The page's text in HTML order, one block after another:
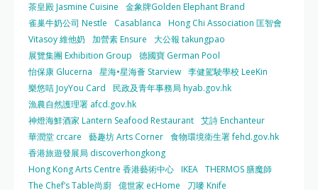
茶皇殿 Jasmine Cuisine
金象牌Golden Elephant Brand
雀巢牛奶公司 Nestle
Casablanca
Hong Chi Association 匡智會
Vitasoy 維他奶
加營素 Ensure
大公報 takungpao
展覽集團 Exhibition Group
德國寶 German Pool
怡保康 Glucerna
星海•星海薈 Starview 李健駕駛學校 LeeKin
樂悠咭 JoyYou Card
民政及青年事務局 hyab.gov.hk
漁農自然護理署 afcd.gov.hk
神燈海鮮酒家 Lantern Seafood Restaurant 艾詩 Enchanteur
華潤堂 crcare
藝趣坊 Arts Corner 食物環境衛生署 fehd.gov.hk
香港旅遊發展局 discoverhongkong
Hong Kong Arts Centre 香港藝術中心 IKEA THERMOS 膳魔師
The Chef’s Table尚廚 億世家 ecHome
刀嘜 Knife